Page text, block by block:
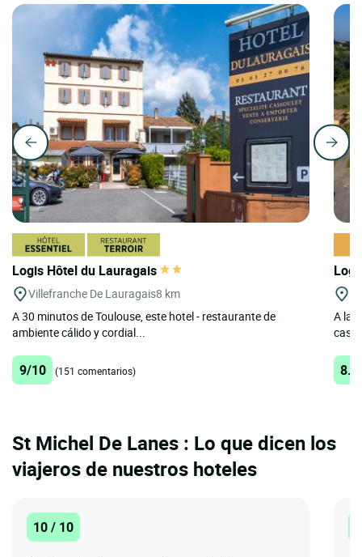
Logis Hôtel du Lauragais
Villefranche De Lauragais8 km
A 30 minutos de Toulouse, este hotel - restaurante de
ambiente cálido y cordial...
9/10 (151 comentarios)
A las
casa
St Michel De Lanes : Lo que dicen los
viajeros de nuestros hoteles
10 / 10